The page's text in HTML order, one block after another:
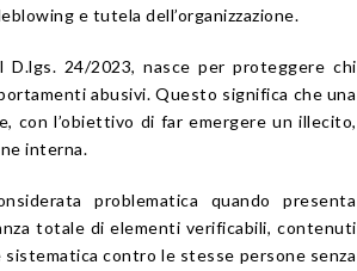
e tutela dell’organizzazione.
24/2023, nasce per proteggere chi
abusivi. Questo significa che una
con l’obiettivo di far emergere un illecito,
interna.
problematica quando presenta
totale di elementi verificabili, contenuti
contro le stesse persone senza